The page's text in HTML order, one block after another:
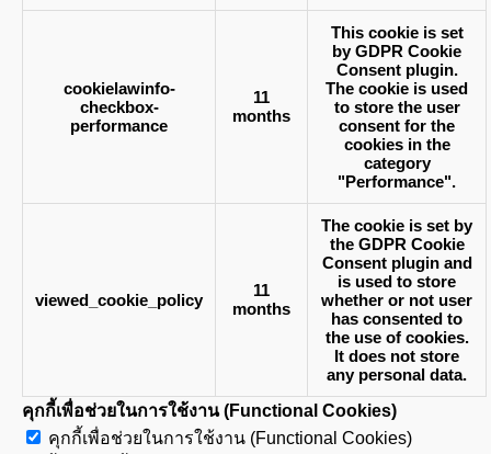
cookielawinfo-
checkbox-
performance
11
months
This cookie is set
by GDPR Cookie
Consent plugin.
The cookie is used
to store the user
consent for the
cookies in the
category
"Performance".
viewed_cookie_policy
11
months
The cookie is set by
the GDPR Cookie
Consent plugin and
is used to store
whether or not user
has consented to
the use of cookies.
It does not store
any personal data.
คุกกี้เพื่อช่วยในการใช้งาน (Functional Cookies)
คุกกี้เพื่อช่วยในการใช้งาน (Functional Cookies)